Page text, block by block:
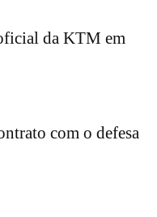
da KTM em
com o defesa